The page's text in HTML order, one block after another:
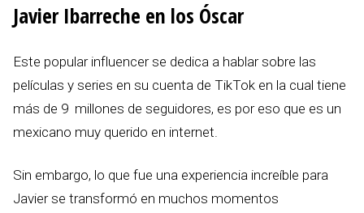
Javier Ibarreche en los Óscar
Este popular influencer se dedica a hablar sobre las
películas y series en su cuenta de TikTok en la cual tiene
más de 9 millones de seguidores, es por eso que es un
mexicano muy querido en internet.
Sin embargo, lo que fue una experiencia increíble para
Javier se transformó en muchos momentos